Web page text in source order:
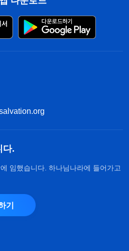
다.
임했습니다. 하나님나라에 들어가고
기